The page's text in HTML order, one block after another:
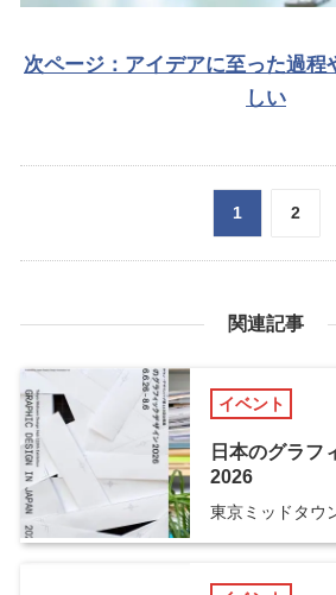
次ページ：アイデアに至った過程
しい
1 2
関連記事
イベント
日本のグラフ
2026
東京ミッドタウ